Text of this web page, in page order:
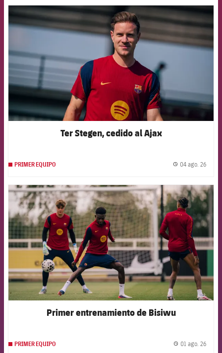
FCB Barcelona badge
Ter Stegen, cedido al Ajax
PRIMER EQUIPO 04 ago. 26
FCB Barcelona badge
Primer entrenamiento de Bisiwu
PRIMER EQUIPO 01 ago. 26